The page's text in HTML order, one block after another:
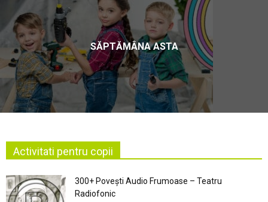
SĂPTĂMÂNA ASTA
Activitati pentru copii
300+ Povești Audio Frumoase – Teatru
Radiofonic